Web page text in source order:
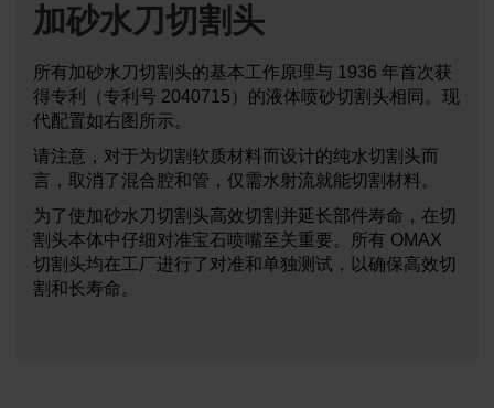
加砂水刀切割头
所有加砂水刀切割头的基本工作原理与 1936 年首次获
得专利（专利号 2040715）的液体喷砂切割头相同。现
代配置如右图所示。
请注意，对于为切割软质材料而设计的纯水切割头而
言，取消了混合腔和管，仅需水射流就能切割材料。
为了使加砂水刀切割头高效切割并延长部件寿命，在切
割头本体中仔细对准宝石喷嘴至关重要。所有 OMAX
切割头均在工厂进行了对准和单独测试，以确保高效切
割和长寿命。